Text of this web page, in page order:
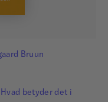
Bruun
betyder det i